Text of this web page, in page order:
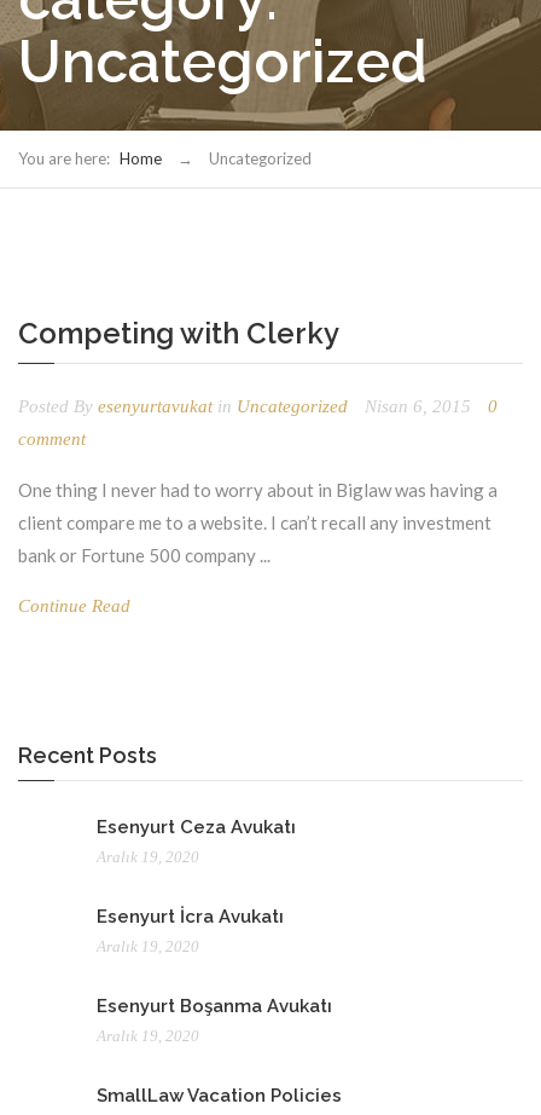
Uncategorized
You are here: Home → Uncategorized
Competing with Clerky
Posted By esenyurtavukat in Uncategorized Nisan 6, 2015
0
comment
One thing I never had to worry about in Biglaw was having a
client compare me to a website. I can’t recall any investment
bank or Fortune 500 company ...
Continue Read
Recent Posts
Esenyurt Ceza Avukatı
Aralık 19, 2020
Esenyurt İcra Avukatı
Aralık 19, 2020
Esenyurt Boşanma Avukatı
Aralık 19, 2020
SmallLaw Vacation Policies